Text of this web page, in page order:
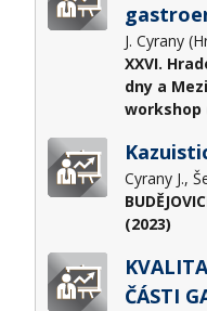
J. Cyrany
XXVI.
dny a
workshop
Cyrany J.,
(2023)
ČÁSTI